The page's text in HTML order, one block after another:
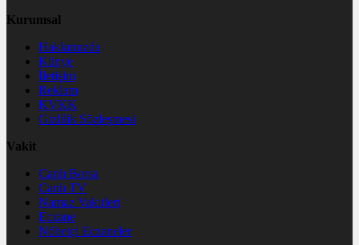
Kurumsal
Hakkımızda
Künye
İletişim
Reklam
KVKK
Gizlilik Sözleşmesi
Vakit
Canlı Borsa
Canlı TV
Namaz Vakitleri
Eczane
Nöbetçi Eczaneler